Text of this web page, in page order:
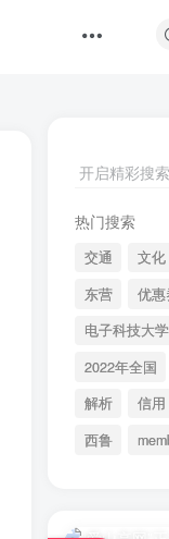
开启精彩搜索
热门搜索
交通 文化
东营
优惠
电子科技大学
2022年全国
解析
信用
西鲁